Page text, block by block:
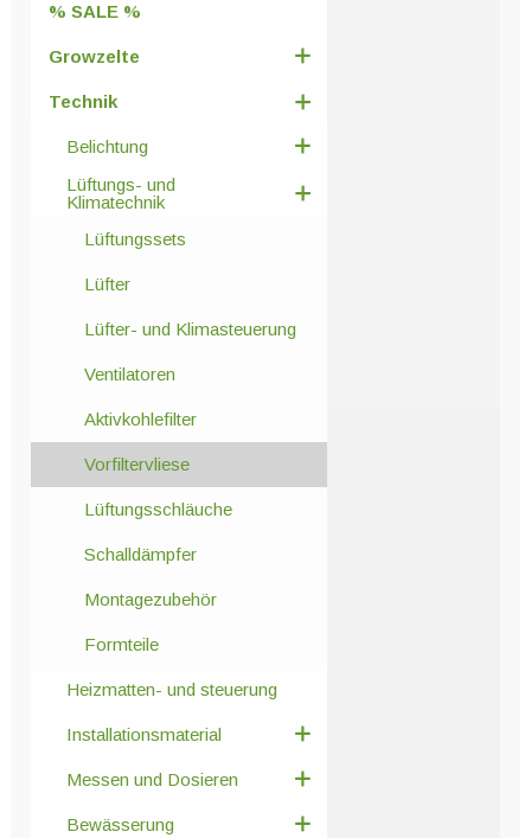
gewählt
werden
% SALE %
Growzelte
Technik
Belichtung
Lüftungs- und
Klimatechnik
Lüftungssets
Lüfter
Lüfter- und Klimasteuerung
Ventilatoren
Aktivkohlefilter
Vorfiltervliese
Lüftungsschläuche
Schalldämpfer
Montagezubehör
Formteile
Heizmatten- und steuerung
Installationsmaterial
Messen und Dosieren
Bewässerung